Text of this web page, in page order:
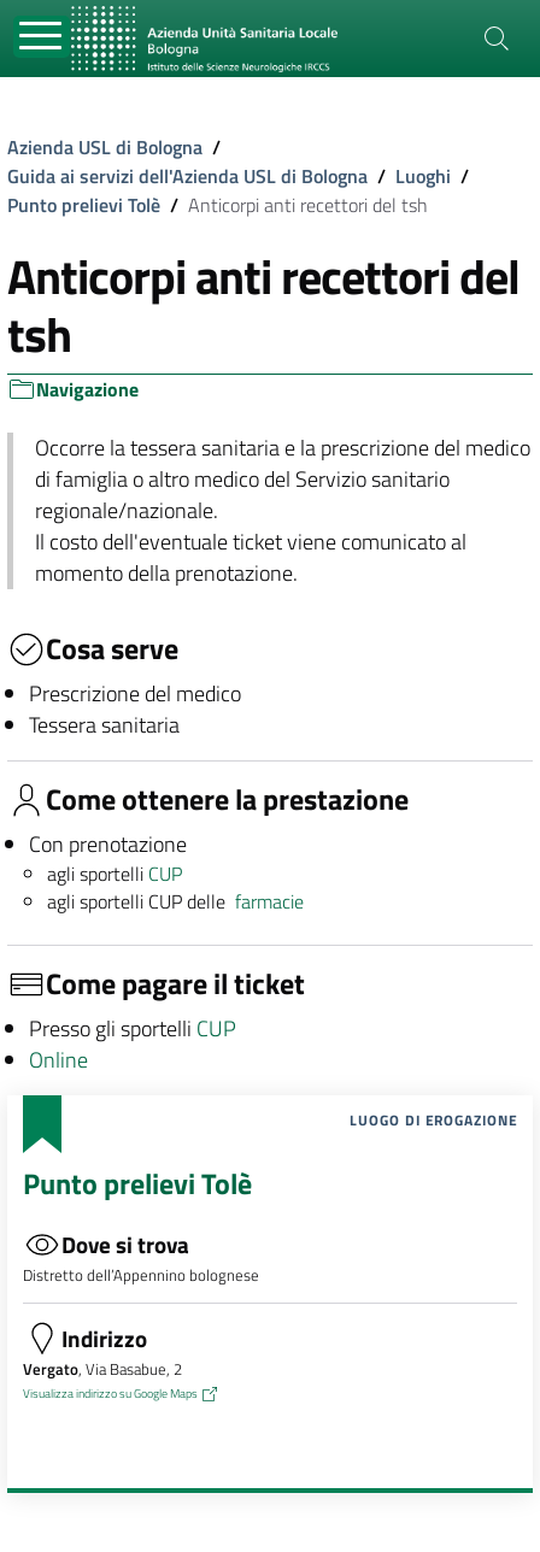
Azienda USL di Bologna /
Guida ai servizi dell'Azienda USL di Bologna / Luoghi /
Punto prelievi Tolè / Anticorpi anti recettori del tsh
Anticorpi anti recettori del
tsh
Navigazione
Occorre la tessera sanitaria e la prescrizione del medico
di famiglia o altro medico del Servizio sanitario
regionale/nazionale.
Il costo dell'eventuale ticket viene comunicato al
momento della prenotazione.
Cosa serve
Prescrizione del medico
Tessera sanitaria
Come ottenere la prestazione
Con prenotazione
agli sportelli CUP
agli sportelli CUP dellefarmacie
Come pagare il ticket
Presso gli sportelli CUP
Online
LUOGO DI EROGAZIONE
Punto prelievi Tolè
Dove si trova
Distretto dell’Appennino bolognese
Indirizzo
Vergato, Via Basabue, 2
Visualizza indirizzo su Google Maps